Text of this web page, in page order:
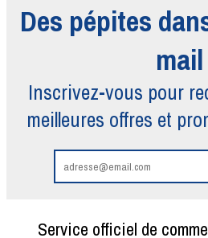
Des pépites
mail
Inscrivez-vous pour
meilleures offres et
Service officiel de